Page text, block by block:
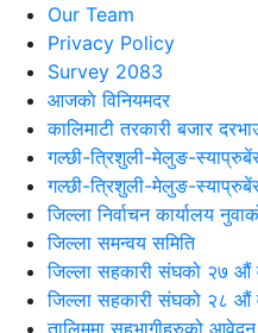
Our Team
Privacy Policy
Survey 2083
आजकाे विनियमदर
कालिमाटी तरकारी बजार
गल्छी-त्रिशुली-मेलुङ-
गल्छी-त्रिशुली-मेलुङ-
जिल्ला निर्वाचन कार्यालय
जिल्ला समन्वय समिति
जिल्ला सहकारी संघको २७ औं
जिल्ला सहकारी संघको २८ औं
तालिममा सहभागीहरुको